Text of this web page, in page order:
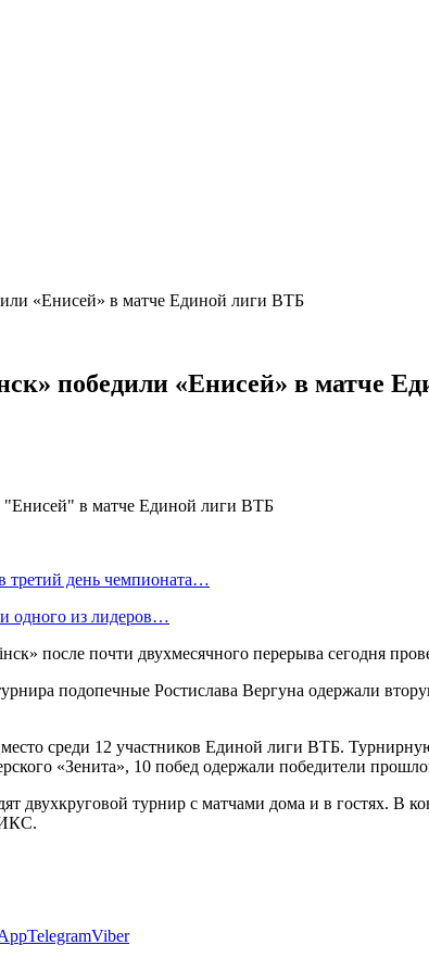
«Енисей» в матче Единой лиги ВТБ
победили «Енисей» в матче
день чемпионата…
одного из лидеров…
после почти двухмесячного перерыва сегодня
подопечные Ростислава Вергуна одержали
среди 12 участников Единой лиги ВТБ.
«Зенита», 10 побед одержали победители
двухкруговой турнир с матчами дома и в гостях.
TelegramViber